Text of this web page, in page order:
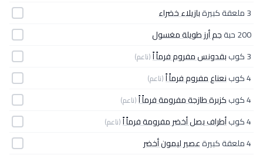
3 ملعقة كبيرة
بازيلاء خضراء
200 حبة
جم أرز طويلة مغسول
3 كوب
بقدونس مفروم فرماً اً(ناعم)
4 كوب نعناع مفروم فرماً اً(ناعم)
4 كوب كزبرة طازجة مفرومة فرماً اً(ناعم)
4 كوب أطراف بصل أخضر مفرومة فرماً اً(ناعم)
4 ملعقة كبيرة
عصير ليمون أخضر